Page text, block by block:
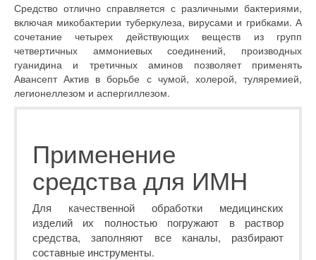
Средство отлично справляется с различными бактериями,
включая микобактерии туберкулеза, вирусами и грибками. А
сочетание четырех действующих веществ из групп
четвертичных аммониевых соединений, производных
гуанидина и третичных аминов позволяет применять
Авансепт Актив в борьбе с чумой, холерой, туляремией,
легионеллезом и аспергиллезом.
Применение
средства для ИМН
Для качественной обработки медицинских
изделий их полностью погружают в раствор
средства, заполняют все каналы, разбирают
составные инструменты.